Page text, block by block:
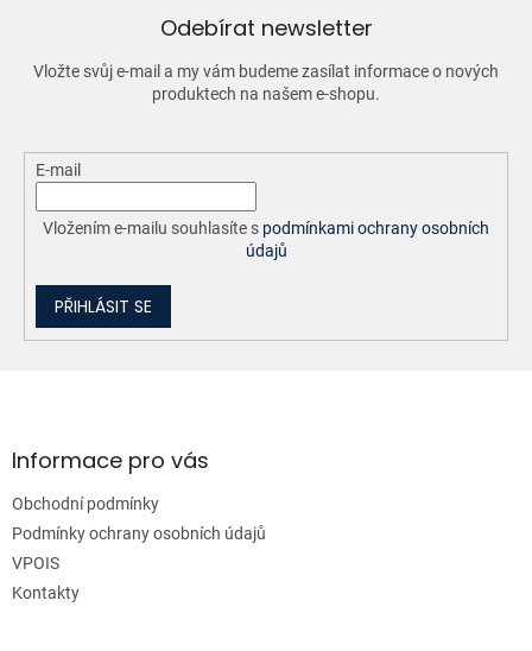
í
p
r
v
k
v
i
s
u
Odebírat newsletter
Vložte svůj e-mail a my vám budeme zasílat informace o nových
produktech na našem e-shopu.
E-mail
Vložením e-mailu souhlasíte s podmínkami ochrany osobních
údajů
PŘIHLÁSIT SE
aInformace pro vás
Obchodní podmínky
Podmínky ochrany osobních údajů
VPOIS
Kontakty